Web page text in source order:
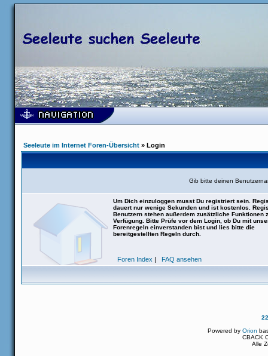
Seeleute im Internet Foren-Übersicht » Login
Gib bitte deinen
Um Dich einzuloggen musst Du registriert sein.
dauert nur wenige Sekunden und ist kostenlos.
Benutzern stehen außerdem zusätzliche Funktionen
Verfügung. Bitte Prüfe vor dem Login, ob Du mit
Forenregeln einverstanden bist und lies bitte die
bereitgestellten Regeln durch.
Foren Index | FAQ ansehen
Powered byOrion
CBACK
Alle